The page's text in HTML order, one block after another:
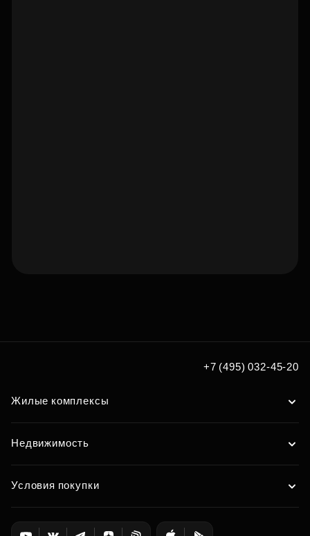
+7 (495) 032-45-20
Жилые комплексы
Недвижимость
Условия покупки